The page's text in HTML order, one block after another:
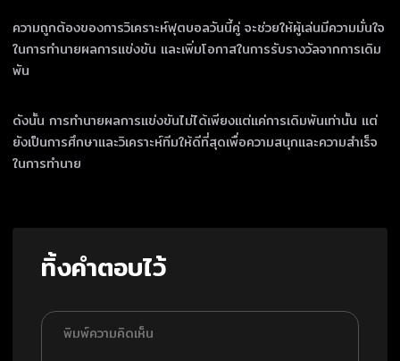
ความถูกต้องของการวิเคราะห์ฟุตบอลวันนี้คู่ จะช่วยให้ผู้เล่นมีความมั่นใจ
ในการทำนายผลการแข่งขัน และเพิ่มโอกาสในการรับรางวัลจากการเดิม
พัน
ดังนั้น การทำนายผลการแข่งขันไม่ได้เพียงแต่แค่การเดิมพันเท่านั้น แต่
ยังเป็นการศึกษาและวิเคราะห์ทีมให้ดีที่สุดเพื่อความสนุกและความสำเร็จ
ในการทำนาย
ทิ้งคำตอบไว้